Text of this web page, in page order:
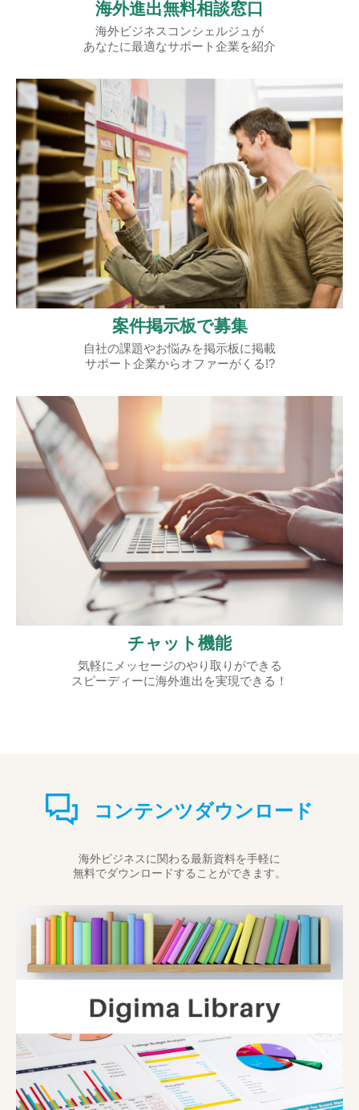
海外進出無料相談窓口
海外ビジネスコンシェルジュが
あなたに最適なサポート企業を紹介
案件掲示板で募集
自社の課題やお悩みを掲示板に掲載
サポート企業からオファーがくる!?
チャット機能
気軽にメッセージのやり取りができる
スピーディーに海外進出を実現できる！
コンテンツダウンロード
海外ビジネスに関わる最新資料を手軽に
無料でダウンロードすることができます。